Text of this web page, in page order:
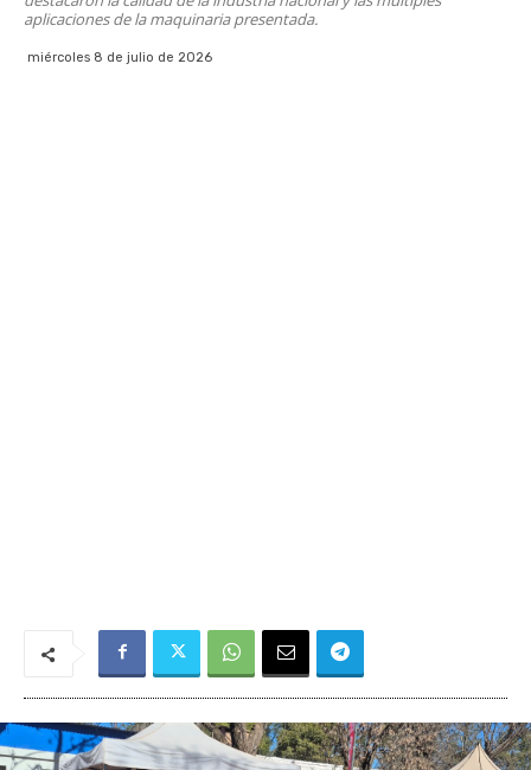
aplicaciones de la maquinaria presentada.
miércoles 8 de julio de 2026